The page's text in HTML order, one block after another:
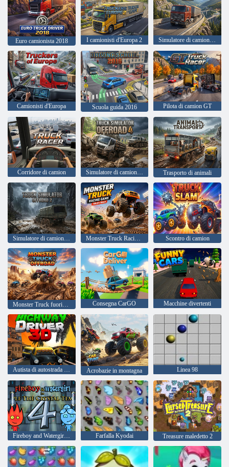
Euro camionista 2018 I camionisti d'Europa 2 Simulatore di camion PRO 2
Camionisti d'Europa Scuola guida 2016 Pilota di camion GT
Corridore di camion Simulatore di camion fuoristrada 4 Trasporto di animali
Simulatore di camion fuoristrada 2 Monster Truck Racing Gioco Gara di camion Scontro di camion
Consegna CarGO Macchine divertenti
Autista di autostrada 3D Acrobazie in montagna Linea 98
Fireboy and Watergirl 4: Tempio di Cristallo Farfalla Kyodai Treasure maledetto 2